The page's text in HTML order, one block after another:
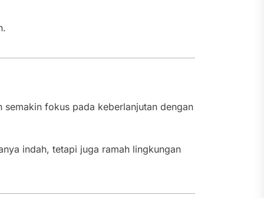
fokus pada keberlanjutan dengan
indah, tetapi juga ramah lingkungan